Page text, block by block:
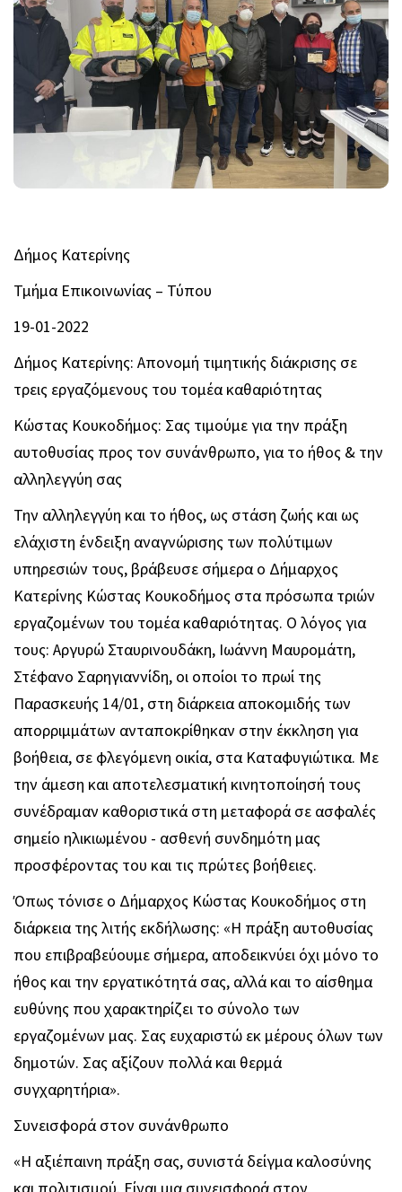
Δήμος Κατερίνης
Τμήμα Επικοινωνίας – Τύπου
19-01-2022
Δήμος Κατερίνης: Απονομή τιμητικής διάκρισης σε
τρεις εργαζόμενους του τομέα καθαριότητας
Κώστας Κουκοδήμος: Σας τιμούμε για την πράξη
αυτοθυσίας προς τον συνάνθρωπο, για το ήθος & την
αλληλεγγύη σας
Την αλληλεγγύη και το ήθος, ως στάση ζωής και ως
ελάχιστη ένδειξη αναγνώρισης των πολύτιμων
υπηρεσιών τους, βράβευσε σήμερα ο Δήμαρχος
Κατερίνης Κώστας Κουκοδήμος στα πρόσωπα τριών
εργαζομένων του τομέα καθαριότητας. Ο λόγος για
τους: Αργυρώ Σταυρινουδάκη, Ιωάννη Μαυρομάτη,
Στέφανο Σαρηγιαννίδη, οι οποίοι το πρωί της
Παρασκευής 14/01, στη διάρκεια αποκομιδής των
απορριμμάτων ανταποκρίθηκαν στην έκκληση για
βοήθεια, σε φλεγόμενη οικία, στα Καταφυγιώτικα. Με
την άμεση και αποτελεσματική κινητοποίησή τους
συνέδραμαν καθοριστικά στη μεταφορά σε ασφαλές
σημείο ηλικιωμένου - ασθενή συνδημότη μας
προσφέροντας του και τις πρώτες βοήθειες.
Όπως τόνισε ο Δήμαρχος Κώστας Κουκοδήμος στη
διάρκεια της λιτής εκδήλωσης: «Η πράξη αυτοθυσίας
που επιβραβεύουμε σήμερα, αποδεικνύει όχι μόνο το
ήθος και την εργατικότητά σας, αλλά και το αίσθημα
ευθύνης που χαρακτηρίζει το σύνολο των
εργαζομένων μας. Σας ευχαριστώ εκ μέρους όλων των
δημοτών. Σας αξίζουν πολλά και θερμά
συγχαρητήρια».
Συνεισφορά στον συνάνθρωπο
«Η αξιέπαινη πράξη σας, συνιστά δείγμα καλοσύνης